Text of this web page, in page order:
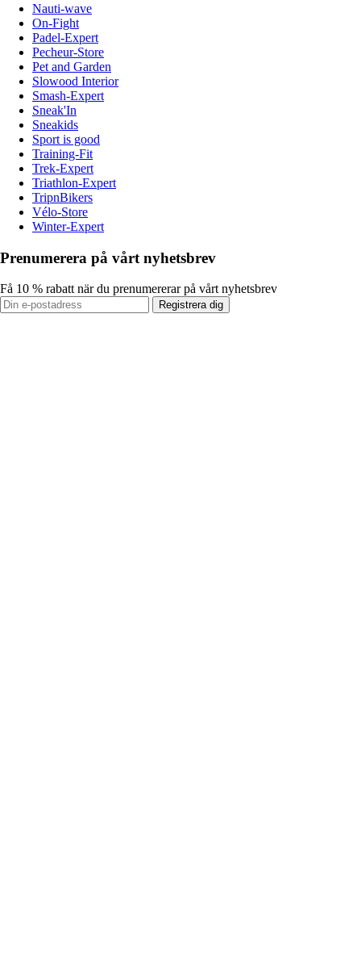
Nauti-wave
On-Fight
Padel-Expert
Pecheur-Store
Pet and Garden
Slowood Interior
Smash-Expert
Sneak'In
Sneakids
Sport is good
Training-Fit
Trek-Expert
Triathlon-Expert
TripnBikers
Vélo-Store
Winter-Expert
Prenumerera på vårt nyhetsbrev
Få 10 % rabatt när du prenumererar på vårt nyhetsbrev
Registrera dig